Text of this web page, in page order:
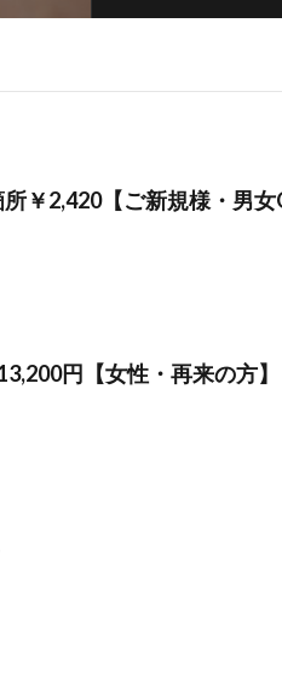
￥2,420【ご新規様・男女
円【女性・再来の方】